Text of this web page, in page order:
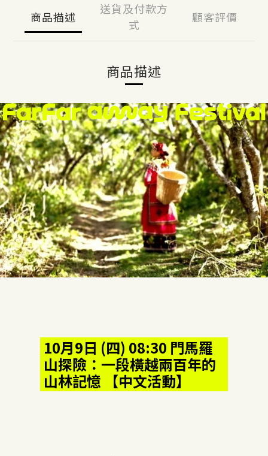
商品描述
送貨及付款方
式
顧客評價
商品描述
10月9日 (四) 08:30 門馬羅
山探險：一段橫越兩百年的
山林記憶 【中文活動】